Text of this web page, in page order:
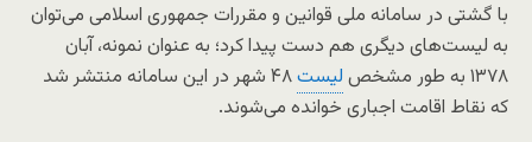
با گشتی در سامانه ملی قوانین و مقررات جمهوری اسلامی می‌توان
به لیست‌های دیگری هم دست پیدا کرد؛ به عنوان نمونه، آبان
۱۳۷۸ به طور مشخص
لیست
۴۸ شهر در این سامانه منتشر شد
که نقاط اقامت اجباری خوانده می‌شوند.